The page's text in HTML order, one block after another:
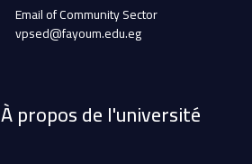
Email of Community Sector
vpsed@fayoum.edu.eg
À propos de l'université